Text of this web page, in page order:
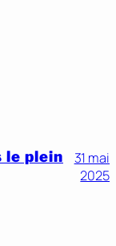
le plein
31 mai
2025